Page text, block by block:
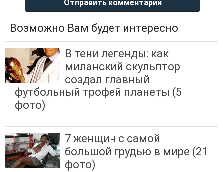
Отправить комментарий
Возможно Вам будет интересно
В тени легенды: как
миланский скульптор
создал главный
футбольный трофей планеты (5
фото)
7 женщин с самой
большой грудью в мире (21
фото)